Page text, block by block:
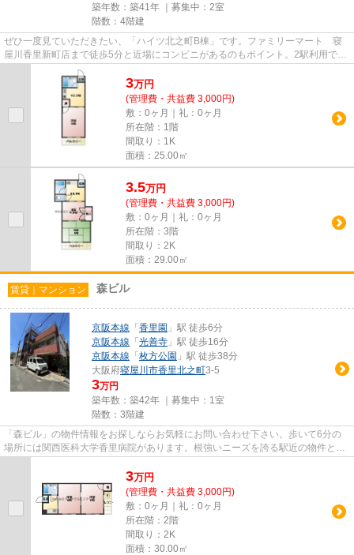
築年数：築41年 ｜募集中： 2室
階数：4階建
ぜひ一度見ていただきたい、「ハイツ北之町B棟」です。ファミリーマート 寝
屋川香里新町店まで徒歩5分と近場にコンビニがあるのもポイント。2駅利用でき
るので電車をよく使う方におす...
3万円
(管理費・共益費 3,000円)
敷：0ヶ月｜礼：0ヶ月
所在階：1階
間取り：1K
面積：25.00㎡
3.5万円
(管理費・共益費 3,000円)
敷：0ヶ月｜礼：0ヶ月
所在階：3階
間取り：2K
面積：29.00㎡
賃貸｜マンション 森ビル
京阪本線 「 香里園 」駅 徒歩6分
京阪本線 「 光善寺 」駅 徒歩16分
京阪本線 「 枚方公園 」駅 徒歩38分
大阪府寝屋川市香里北之町3-5
3万円
築年数：築42年 ｜募集中： 1室
階数：3階建
「森ビル」の物件情報をお探しならお気軽にお問い合わせ下さい。歩いて6分の
場所には関西医科大学香里病院があります。根強いニーズを誇る駅近の物件とな
3万円
(管理費・共益費 3,000円)
敷：0ヶ月｜礼：0ヶ月
所在階：2階
間取り：2K
面積：30.00㎡